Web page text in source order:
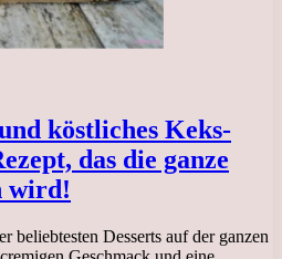
köstliches Keks-
das die ganze
wird!
beliebtesten Desserts auf der ganzen